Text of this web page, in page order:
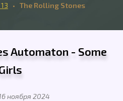
• The Rolling Stones
Automaton - Some
ноября 2024